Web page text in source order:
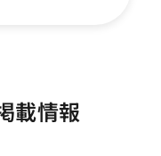
載情報